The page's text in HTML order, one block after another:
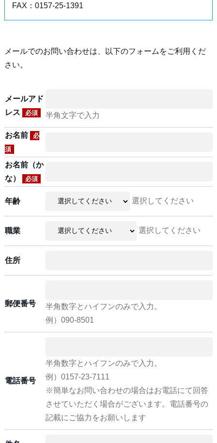
FAX：0157-25-1391
メールでのお問い合わせは、以下のフォームをご利用くだ
さい。
メールアド
レス
必須 半角文字で入力
お名前
必
須
お名前（か
な）
必須
年齢 選択してください
職業 選択してください
住所
郵便番号
半角数字とハイフンのみで入力。
例）090-8501
電話番号
半角数字とハイフンのみで入力。
例）0157-23-7111
※簡単なお問い合わせの場合はお電話にて回答
させていただく場合がございます。電話番号の
記載にご協力をお願いします